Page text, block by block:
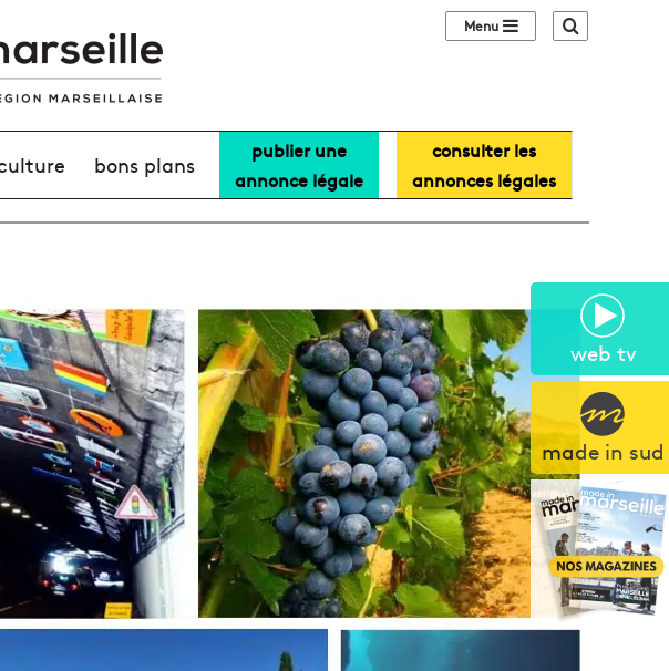
web tv
made in sud
Sidebar (barre
bons plans
publier une
annonce légale
consulter les
annonces légales